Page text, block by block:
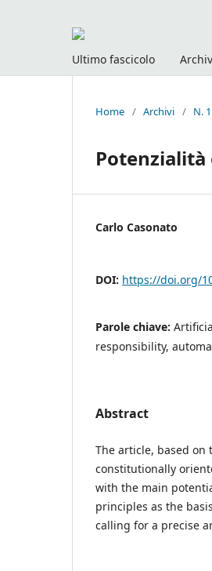
Ultimo fascicolo
Home / Archivi / N.
Carlo Casonato
DOI: https://doi.org/
Parole chiave:
responsibility,
Abstract
The article, based on
constitutionally
with the main
principles as the
calling for a precise